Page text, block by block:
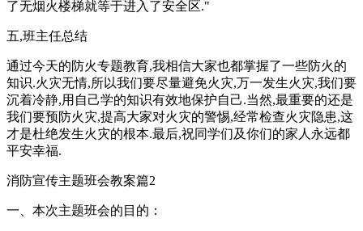
了无烟火楼梯就等于进入了安全区."
五,班主任总结
通过今天的防火专题教育,我相信大家也都掌握了一些防火的
知识.火灾无情,所以我们要尽量避免火灾,万一发生火灾,我们要
沉着冷静,用自己学的知识有效地保护自己.当然,最重要的还是
我们要预防火灾,提高大家对火灾的警惕,经常检查火灾隐患,这
才是杜绝发生火灾的根本.最后,祝同学们及你们的家人永远都
平安幸福.
消防宣传主题班会教案篇2
一、本次主题班会的目的：